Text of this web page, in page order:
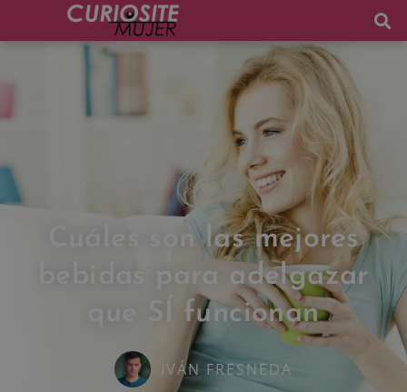
Cuáles son las mejores
bebidas para adelgazar
que SÍ funcionan
IVÁN FRESNEDA